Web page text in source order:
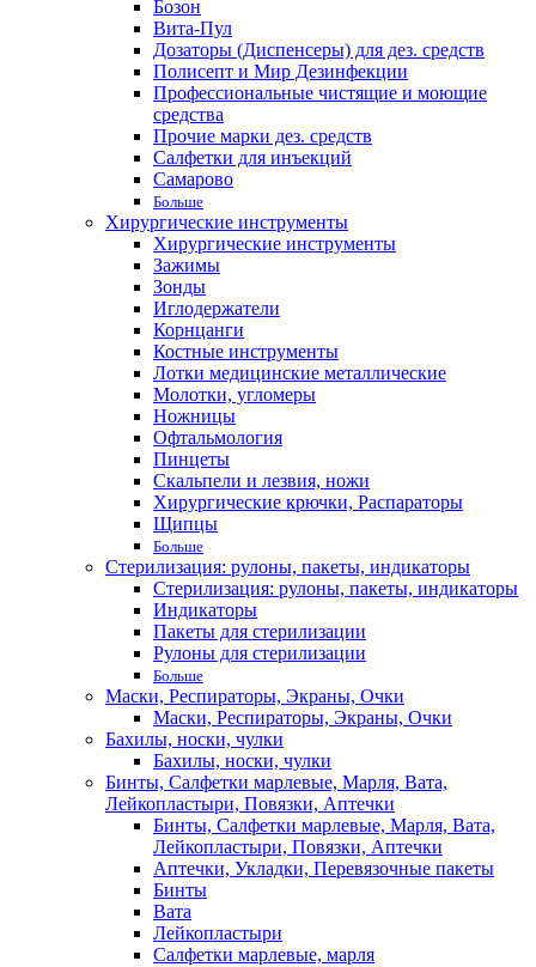
Бозон
Вита-Пул
Дозаторы (Диспенсеры) для дез. средств
Полисепт и Мир Дезинфекции
Профессиональные чистящие и моющие
средства
Прочие марки дез. средств
Салфетки для инъекций
Самарово
Больше
Хирургические инструменты
Хирургические инструменты
Зажимы
Зонды
Иглодержатели
Корнцанги
Костные инструменты
Лотки медицинские металлические
Молотки, угломеры
Ножницы
Офтальмология
Пинцеты
Скальпели и лезвия, ножи
Хирургические крючки, Распараторы
Щипцы
Больше
Стерилизация: рулоны, пакеты, индикаторы
Стерилизация: рулоны, пакеты, индикаторы
Индикаторы
Пакеты для стерилизации
Рулоны для стерилизации
Больше
Маски, Респираторы, Экраны, Очки
Маски, Респираторы, Экраны, Очки
Бахилы, носки, чулки
Бахилы, носки, чулки
Бинты, Салфетки марлевые, Марля, Вата,
Лейкопластыри, Повязки, Аптечки
Бинты, Салфетки марлевые, Марля, Вата,
Лейкопластыри, Повязки, Аптечки
Аптечки, Укладки, Перевязочные пакеты
Бинты
Вата
Лейкопластыри
Салфетки марлевые, марля